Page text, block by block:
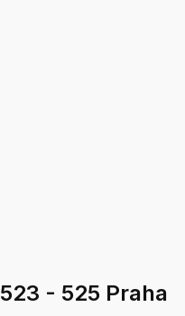
- 525 Praha